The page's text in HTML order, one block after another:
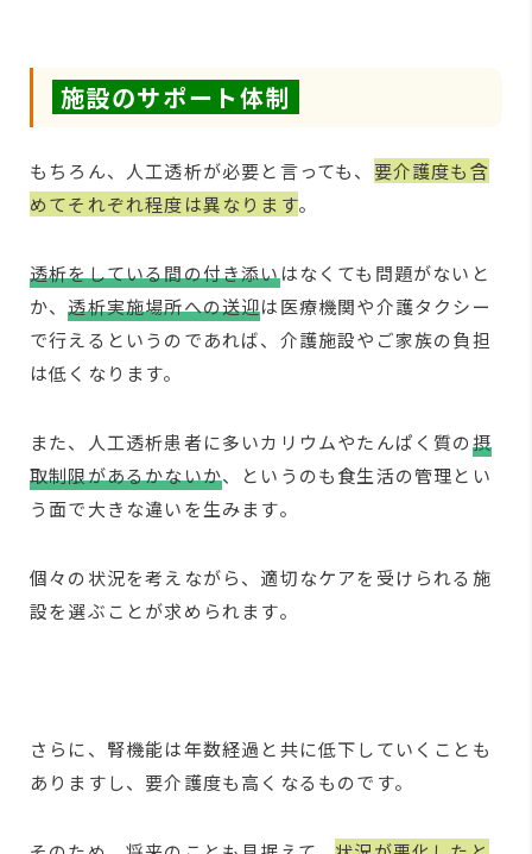
施設のサポート体制
もちろん、人工透析が必要と言っても、 要介護度も含
めてそれぞれ程度は異なります。
透析をしている間の付き添いはなくても問題がないと
か、透析実施場所への送迎は医療機関や介護タクシー
で行えるというのであれば、介護施設やご家族の負担
は低くなります。
また、人工透析患者に多いカリウムやたんぱく質の摂
取制限があるかないか、というのも食生活の管理とい
う面で大きな違いを生みます。
個々の状況を考えながら、適切なケアを受けられる施
設を選ぶことが求められます。
さらに、腎機能は年数経過と共に低下していくことも
ありますし、要介護度も高くなるものです。